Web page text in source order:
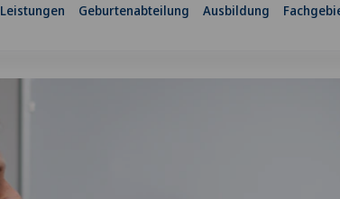
Leistungen Geburtenabteilung Ausbildung